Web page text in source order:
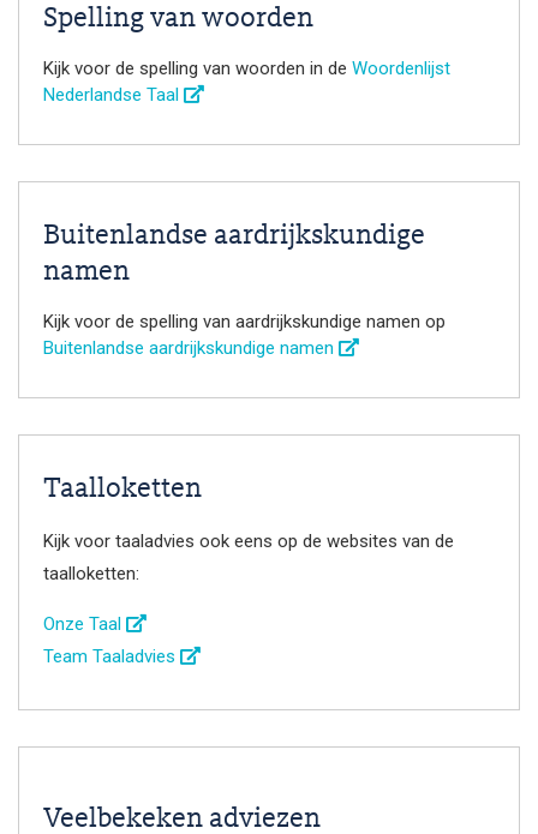
Spelling van woorden
Kijk voor de spelling van woorden in de Woordenlijst
Nederlandse Taal
Buitenlandse aardrijkskundige
namen
Kijk voor de spelling van aardrijkskundige namen op
Buitenlandse aardrijkskundige namen
Taalloketten
Kijk voor taaladvies ook eens op de websites van de
taalloketten:
Onze Taal
Team Taaladvies
Veelbekeken adviezen